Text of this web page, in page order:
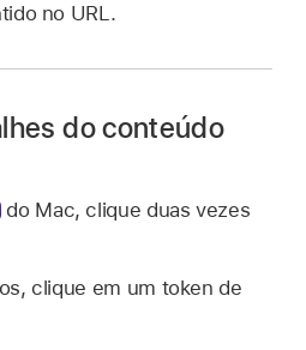
no URL.
do conteúdo
do Mac, clique duas vezes
clique em um token de